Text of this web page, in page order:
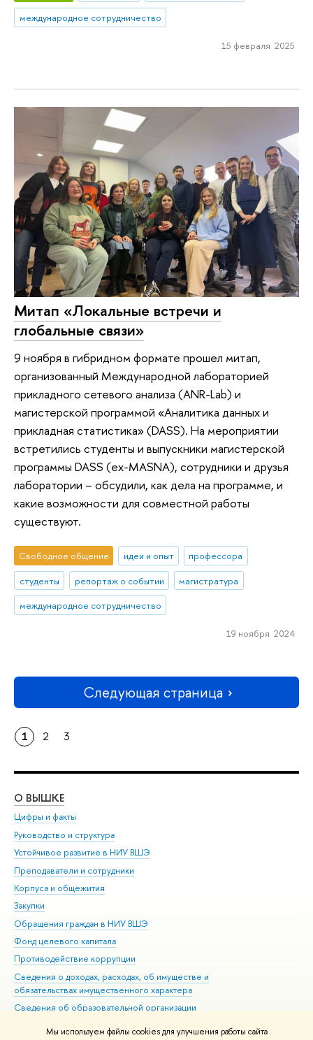
Мы используем файлы cookies для улучшения работы сайта
международное сотрудничество
15 февраля 2025
Митап «Локальные встречи и
глобальные связи»
9 ноября в гибридном формате прошел митап,
организованный Международной лабораторией
прикладного сетевого анализа (ANR-Lab) и
магистерской программой «Аналитика данных и
прикладная статистика» (DASS). На мероприятии
встретились студенты и выпускники магистерской
программы DASS (ex-MASNA), сотрудники и друзья
лаборатории – обсудили, как дела на программе, и
какие возможности для совместной работы
существуют.
Свободное общение идеи и опыт
профессора
студенты
репортаж о событии
магистратура
международное сотрудничество
19 ноября 2024
Следующая страница
1 2 3
О ВЫШКЕ
Цифры и факты
Руководство и структура
Устойчивое развитие в НИУ ВШЭ
Преподаватели и сотрудники
Корпуса и общежития
Закупки
Обращения граждан в НИУ ВШЭ
Фонд целевого капитала
Противодействие коррупции
Сведения о доходах, расходах, об имуществе и
обязательствах имущественного характера
Сведения об образовательной организации
Людям с ограниченными возможностями здоровья